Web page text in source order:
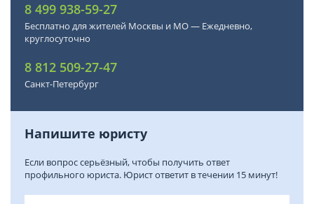
8 499 938-59-27
Бесплатно для жителей Москвы и МО — Ежедневно,
круглосуточно
8 812 509-27-47
Санкт-Петербург
Напишите юристу
Если вопрос серьёзный, чтобы получить ответ
профильного юриста. Юрист ответит в течении 15 минут!